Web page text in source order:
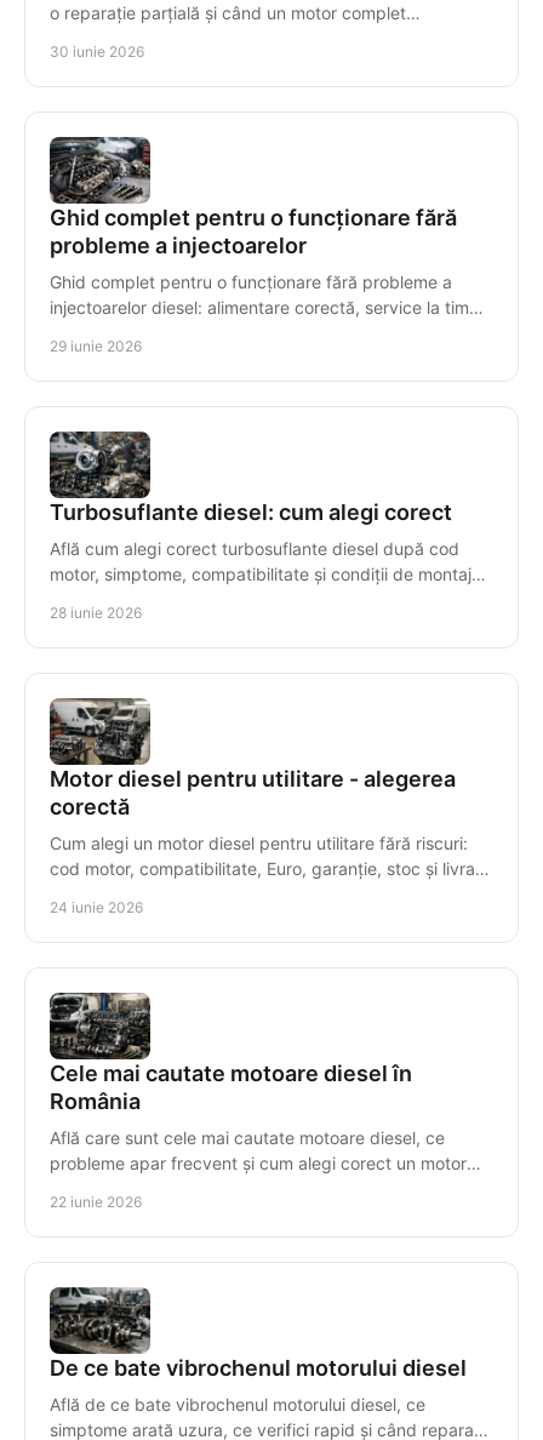
o reparație parțială și când un motor complet
30 iunie 2026
Ghid complet pentru o funcționare fără
probleme a injectoarelor
Ghid complet pentru o funcționare fără probleme a
injectoarelor diesel: alimentare corectă, service la timp
29 iunie 2026
Turbosuflante diesel: cum alegi corect
Află cum alegi corect turbosuflante diesel după cod
motor, simptome, compatibilitate și condiții de montaj
28 iunie 2026
Motor diesel pentru utilitare - alegerea
corectă
Cum alegi un motor diesel pentru utilitare fără riscuri:
cod motor, compatibilitate, Euro, garanție, stoc și livrare
24 iunie 2026
Cele mai cautate motoare diesel în
România
Află care sunt cele mai cautate motoare diesel, ce
probleme apar frecvent și cum alegi corect un motor
22 iunie 2026
De ce bate vibrochenul motorului diesel
Află de ce bate vibrochenul motorului diesel, ce
simptome arată uzura, ce verifici rapid și când reparația